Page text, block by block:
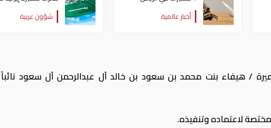
أخبار عالمية
أجواء الرياض
شؤون عربية
/ هيفاء بنت محمد بن سعود بن خالد آل عبدالرحمن آل سعود نائباً
لاعتماده وتنفيذه.